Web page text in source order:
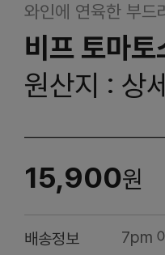
와인에 연육한 부드
비프 토마
원산지 : 상
15,900원
배송정보 7pm